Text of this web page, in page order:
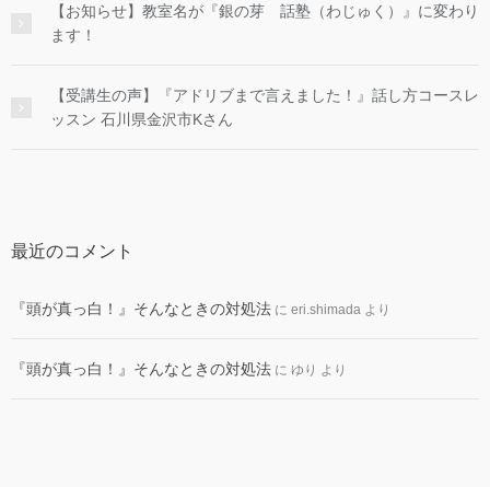
【お知らせ】教室名が『銀の芽 話塾（わじゅく）』に変わり
ます！
【受講生の声】『アドリブまで言えました！』話し方コースレ
ッスン 石川県金沢市Kさん
最近のコメント
『頭が真っ白！』そんなときの対処法 に eri.shimada より
『頭が真っ白！』そんなときの対処法 に ゆり より